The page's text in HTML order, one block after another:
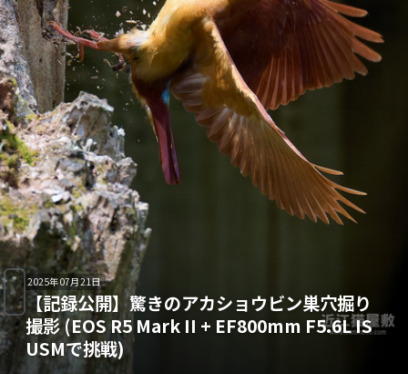
2025年07月21日
【記録公開】驚きのアカショウビン巣穴掘り
撮影 (EOS R5 Mark II + EF800mm F5.6L IS
USMで挑戦)